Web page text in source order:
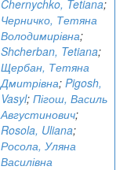
Chernychko, Tetiana;
Черничко, Тетяна
Володимирівна;
Shcherban, Tetiana;
Щербан, Тетяна
Дмитрівна; Pigosh,
Vasyl; Пігош, Василь
Августинович;
Rosola, Uliana;
Росола, Уляна
Василівна